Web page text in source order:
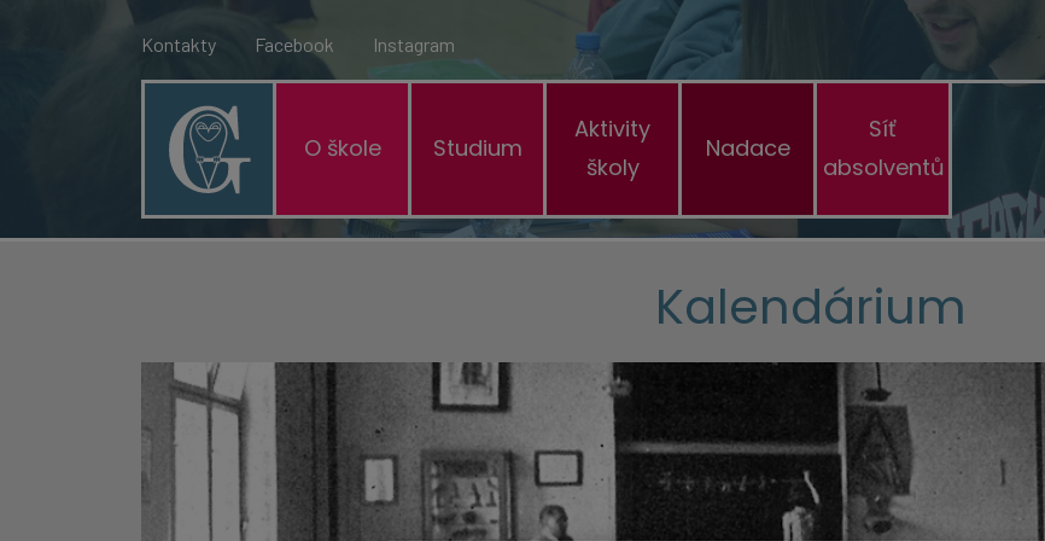
Kontakty Facebook Instagram
O škole Studium
Aktivity
školy
Nadace
Síť
absolventů
Kalendárium